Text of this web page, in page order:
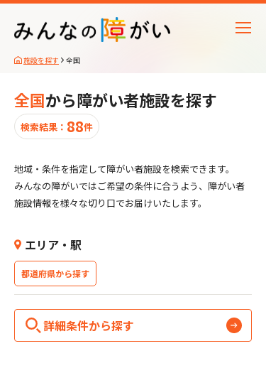
施設を探す 全国
全国から障がい者施設を探す
検索結果： 88件
地域・条件を指定して障がい者施設を検索できます。
みんなの障がいではご希望の条件に合うよう、障がい者
施設情報を様々な切り口でお届けいたします。
エリア・駅
都道府県から探す
受け入れタイプ
アクセス情報
施設の特徴
該当障がい者施設 88件
詳細条件から探す